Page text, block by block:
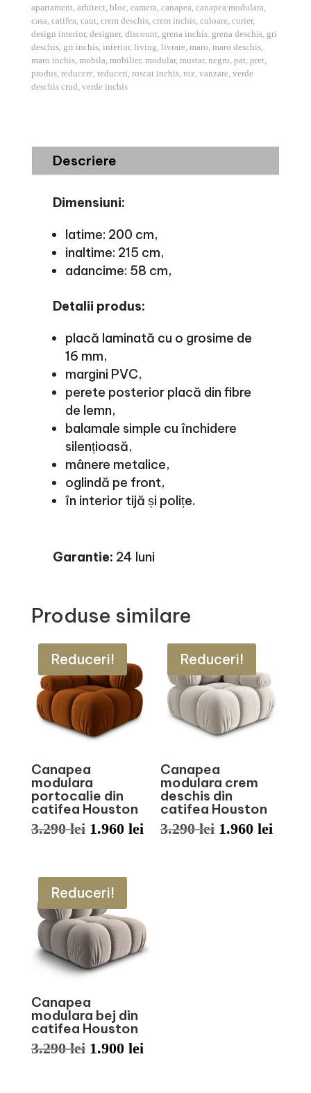
apartament, arhitect, bloc, camera, canapea, canapea modulara,
casa, catifea, caut, crem deschis, crem inchis, culoare, curier,
design interior, designer, discount, grena inchis. grena deschis, gri
deschis, gri inchis, interior, living, livrare, maro, maro deschis,
maro inchis, mobila, mobilier, modular, mustar, negru, pat, pret,
produs, reducere, reduceri, roscat inchis, roz, vanzare, verde
deschis crud, verde inchis
Descriere
Dimensiuni:
latime: 200 cm,
inaltime: 215 cm,
adancime: 58 cm,
Detalii produs:
placă laminată cu o grosime de
16 mm,
margini PVC,
perete posterior placă din fibre
de lemn,
balamale simple cu închidere
silențioasă,
mânere metalice,
oglindă pe front,
în interior tijă și polițe.
Garantie: 24 luni
Produse similare
Reduceri!
Canapea
modulara
portocalie din
catifea Houston
3.290lei Prețul
a
fost:
3.290 lei.
1.960 leiPrețul
Reduceri!
Canapea
modulara crem
deschis din
catifea Houston
3.290lei Prețul
1.960lei
Reduceri!
Canapea
modulara bej din
catifea Houston
3.290lei Prețul
1.900 leiPrețul